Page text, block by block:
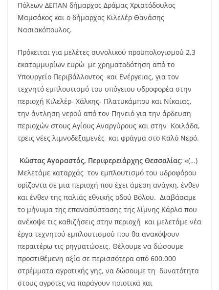
Πόλεων ΔΕΠΑΝ δήμαρχος Δράμας Χριστόδουλος
Μαμσάκος και ο δήμαρχος Κιλελέρ Θανάσης
Νασιακόπουλος.
Πρόκειται για μελέτες συνολικού προϋπολογισμού 2,3
εκατομμυρίων ευρώ με χρηματοδότηση από το
Υπουργείο Περιβάλλοντος και Ενέργειας, για τον
τεχνητό εμπλουτισμό του υπόγειου υδροφορέα στην
περιοχή Κιλελέρ- Χάλκης- Πλατυκάμπου και Νίκαιας,
την άντληση νερού από τον Πηνειό για την άρδευση
περιοχών στους Αγίους Αναργύρους και στην Κοιλάδα,
τρεις νέες λιμνοδεξαμενές και φράγμα στο Καλό Νερό.
Κώστας Αγοραστός, Περιφερειάρχης Θεσσαλίας: «(…)
Μελετάμε καταρχάς τον εμπλουτισμό του υδροφόρου
ορίζοντα σε μια περιοχή που έχει άμεση ανάγκη, ένθεν
και ένθεν της παλιάς εθνικής οδού Βόλου. Διαβάσαμε
το μήνυμα της επανασύστασης της λίμνης Κάρλα που
ανέκοψε τις καθιζήσεις στην περιοχή και μελετάμε νέα
έργα τεχνητού εμπλουτισμού που θα ανακόψουν
περαιτέρω τις ρηγματώσεις. Θέλουμε να δώσουμε
προστιθέμενη αξία σε περισσότερα από 600.000
στρέμματα αγροτικής γης, να δώσουμε τη δυνατότητα
στους αγρότες να παράγουν ποιοτικά και